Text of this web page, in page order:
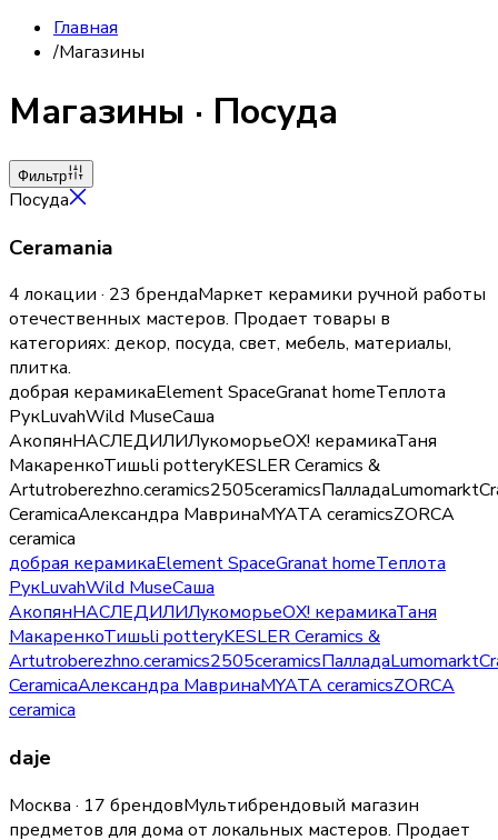
Главная
/Магазины
Магазины · Посуда
Фильтр
Посуда
Ceramania
4 локации · 23 брендаМаркет керамики ручной работы
отечественных мастеров. Продает товары в
категориях: декор, посуда, свет, мебель, материалы,
плитка.
добрая керамикаElement SpaceGranat homeТеплота
РукLuvahWild MuseСаша
АкопянНАСЛЕДИЛИЛукоморьеОХ! керамикаТаня
МакаренкоТишьli potteryKESLER Ceramics &
Artutroberezhno.ceramics2505ceramicsПалладаLumomarkt
CeramicaАлександра МавринаMYATA ceramicsZORCA
ceramica
добрая керамикаElement SpaceGranat homeТеплота
РукLuvahWild MuseСаша
АкопянНАСЛЕДИЛИЛукоморьеОХ! керамикаТаня
МакаренкоТишьli potteryKESLER Ceramics &
Artutroberezhno.ceramics2505ceramicsПалладаLumomarkt
CeramicaАлександра МавринаMYATA ceramicsZORCA
ceramica
daje
Москва · 17 брендовМультибрендовый магазин
предметов для дома от локальных мастеров. Продает